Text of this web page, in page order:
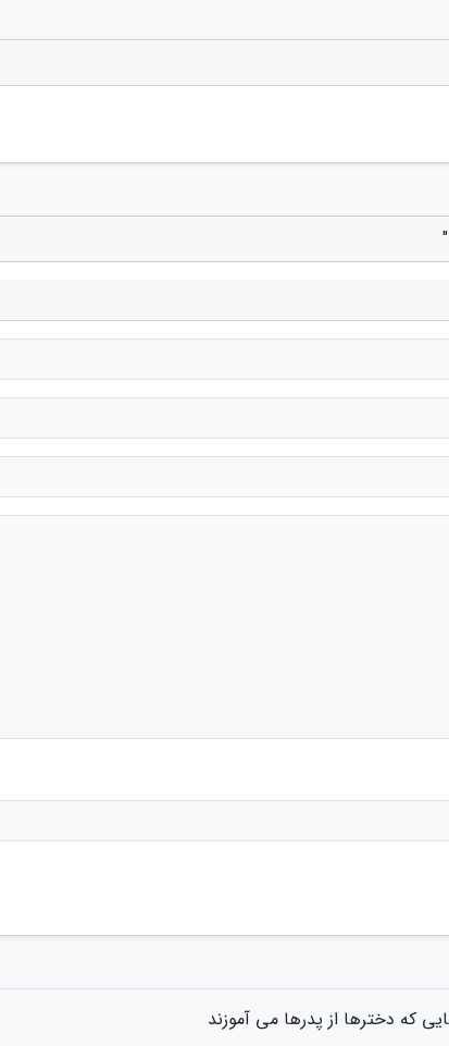
که دخترها از پدرها می آموزند